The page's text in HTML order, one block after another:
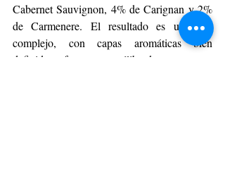
Cabernet Sauvignon, 4% de Carignan y 2%
de Carmenere. El resultado es un vino
complejo, con capas aromáticas bien
definidas, frescura equilibrada, una gran